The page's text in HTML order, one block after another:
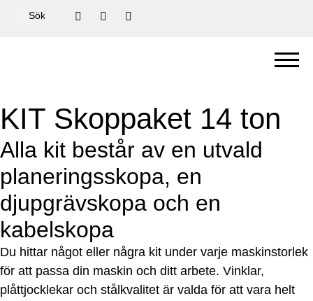
KIT Skoppaket 14 ton
Alla kit består av en utvald
planeringsskopa, en
djupgrävskopa och en
kabelskopa
Du hittar något eller några kit under varje maskinstorlek
för att passa din maskin och ditt arbete. Vinklar,
plåttjocklekar och stålkvalitet är valda för att vara helt